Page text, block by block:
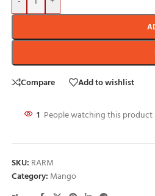
Compare Add to wishlist
1 People watching this
SKU: RARM
Category: Mango